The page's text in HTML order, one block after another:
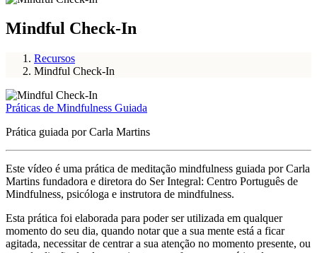
Mindful Check-In
Recursos
Mindful Check-In
Práticas de Mindfulness Guiada
Prática guiada por Carla Martins
Este vídeo é uma prática de meditação mindfulness guiada por Carla
Martins fundadora e diretora do Ser Integral: Centro Português de
Mindfulness, psicóloga e instrutora de mindfulness.
Esta prática foi elaborada para poder ser utilizada em qualquer
momento do seu dia, quando notar que a sua mente está a ficar
agitada, necessitar de centrar a sua atenção no momento presente, ou